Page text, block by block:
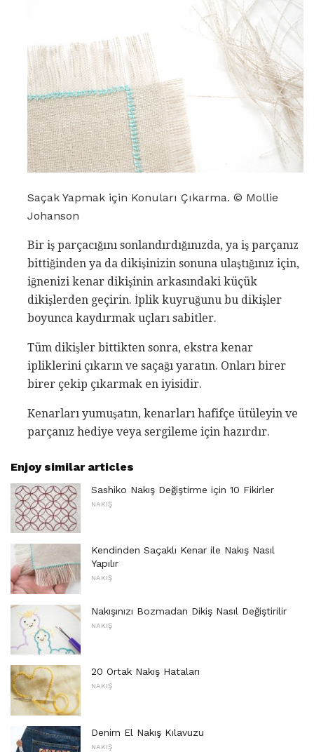
Saçak Yapmak için Konuları Çıkarma. © Mollie
Johanson
Bir iş parçacığını sonlandırdığınızda, ya iş parçanız
bittiğinden ya da dikişinizin sonuna ulaştığınız için,
iğnenizi kenar dikişinin arkasındaki küçük
dikişlerden geçirin. İplik kuyruğunu bu dikişler
boyunca kaydırmak uçları sabitler.
Tüm dikişler bittikten sonra, ekstra kenar
ipliklerini çıkarın ve saçağı yaratın. Onları birer
birer çekip çıkarmak en iyisidir.
Kenarları yumuşatın, kenarları hafifçe ütüleyin ve
parçanız hediye veya sergileme için hazırdır.
Enjoy similar articles
Sashiko Nakış Değiştirme için 10 Fikirler
NAKIŞ
Kendinden Saçaklı Kenar ile Nakış Nasıl
Yapılır
NAKIŞ
Nakışınızı Bozmadan Dikiş Nasıl Değiştirilir
NAKIŞ
20 Ortak Nakış Hataları
NAKIŞ
Denim El Nakış Kılavuzu
NAKIŞ